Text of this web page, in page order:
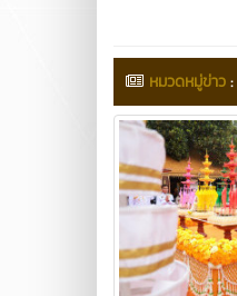
หมวดหมู่ข่าว: